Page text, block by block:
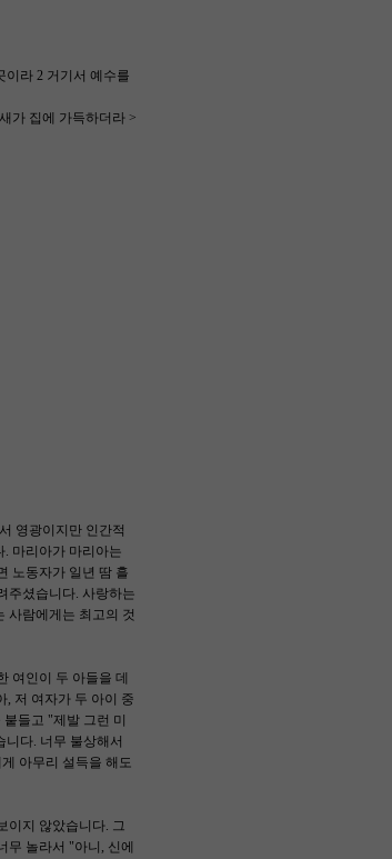
이라 2 거기서 예수를
가 집에 가득하더라 >
영광이지만 인간적
마리아가 마리아는
노동자가 일년 땀 흘
주셨습니다. 사랑하는
사람에게는 최고의 것
여인이 두 아들을 데
, 저 여자가 두 아이 중
들고 "제발 그런 미
다. 너무 불상해서
아무리 설득을 해도
이지 않았습니다. 그
무 놀라서 "아니, 신에